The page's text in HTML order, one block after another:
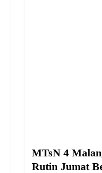
MTsN 4
Rutin Jumat